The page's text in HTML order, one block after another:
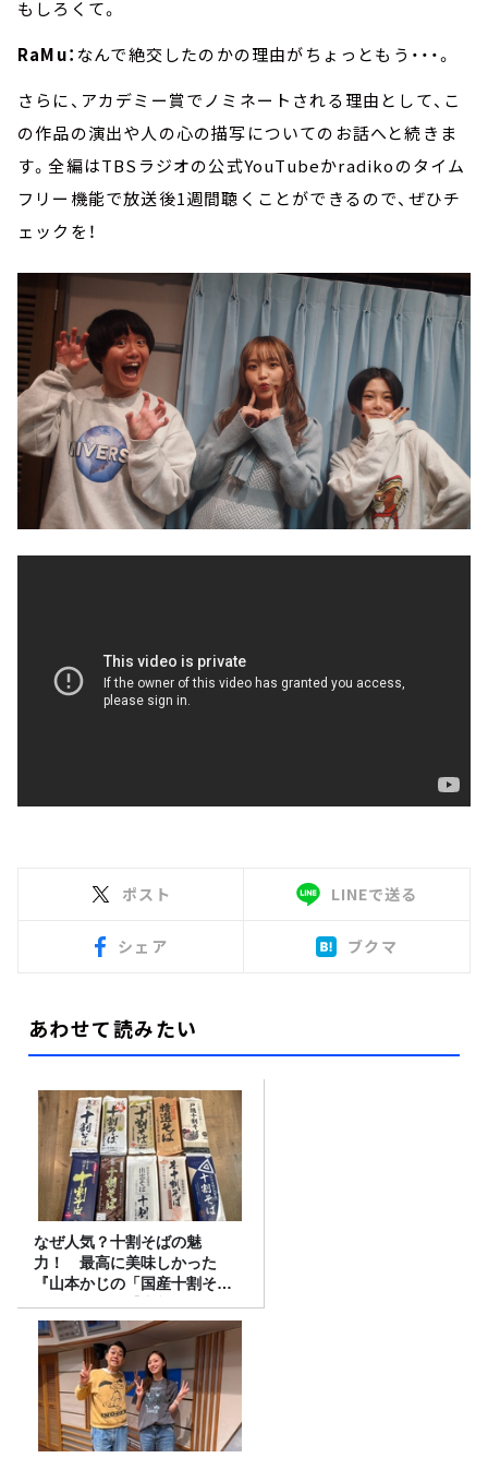
もしろくて。
RaMu： なんで絶交したのかの理由がちょっともう・・・。
さらに、アカデミー賞でノミネートされる理由として、こ
の作品の演出や人の心の描写についてのお話へと続きま
す。全編はTBSラジオの公式YouTubeかradikoのタイム
フリー機能で放送後1週間聴くことができるので、ぜひチ
ェックを！
ポスト LINEで送る
シェア ブクマ
あわせて読みたい
なぜ人気？十割そばの魅
力！ 最高に美味しかった
『山本かじの「国産十割そ
ば」』とは？【十割そば10種
食べ比べ】